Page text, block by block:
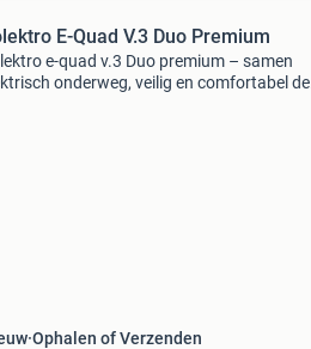
E-Quad V.3 Duo Premium
e-quad v.3 Duo premium – samen
onderweg, veilig en comfortabel de
Ophalen of Verzenden